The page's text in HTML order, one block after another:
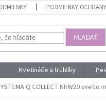
PODMIENKY
HĽADAŤ
Kvetináče a truhlíky
Q COLLECT NHW20 svetlo